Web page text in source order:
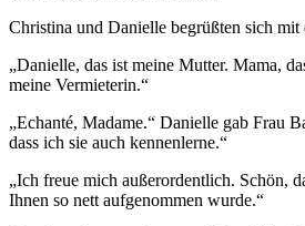
Christina und Danielle begrüßten sich
„Danielle, das ist meine Mutter. Mama,
meine Vermieterin.“
„Echanté, Madame.“ Danielle gab Frau
dass ich sie auch kennenlerne.“
„Ich freue mich außerordentlich. Schön,
Ihnen so nett aufgenommen wurde.“